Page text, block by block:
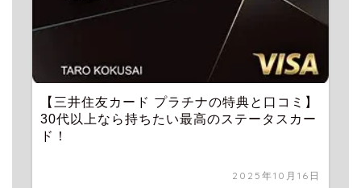
【三井住友カード プラチナの特典と口コミ】
30代以上なら持ちたい最高のステータスカー
ド！
2025年10月16日